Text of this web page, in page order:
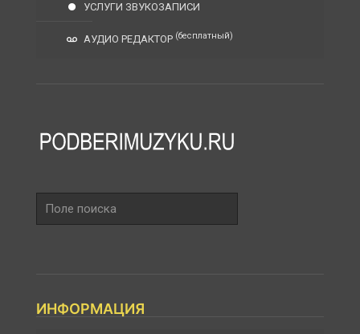
УСЛУГИ ЗВУКОЗАПИСИ
АУДИО РЕДАКТОР (бесплатный)
поиска
ИНФОРМАЦИЯ